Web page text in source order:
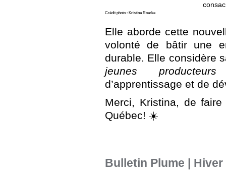
Crédit photo : Kristina Roarke
Elle aborde cette
volonté de bâtir une
durable. Elle considère
jeunes producteurs
d’apprentissage et de
Merci, Kristina, de
Québec! ☀️
Bulletin Plume | Hiver